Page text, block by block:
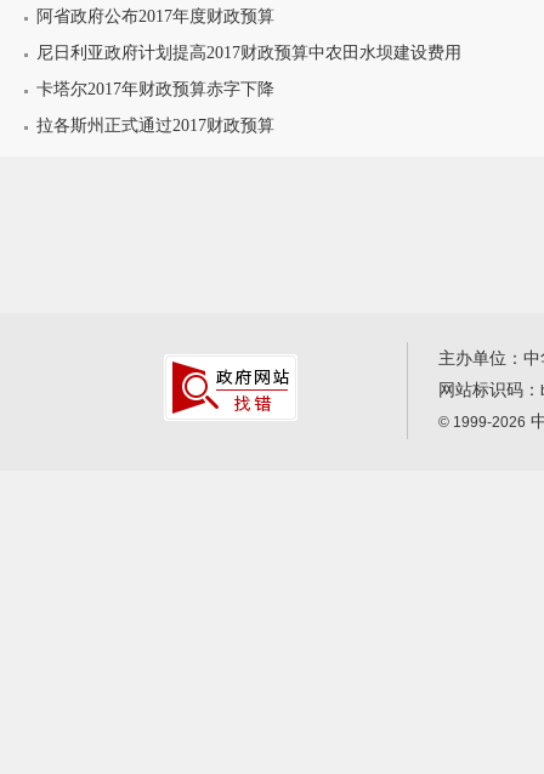
阿省政府公布2017年度财政预算
尼日利亚政府计划提高2017财政预算中农田水坝建设费用
卡塔尔2017年财政预算赤字下降
拉各斯州正式通过2017财政预算
主办单位：
网站标识码：
© 1999-2026